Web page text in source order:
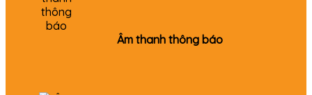
Âm thanh thông báo